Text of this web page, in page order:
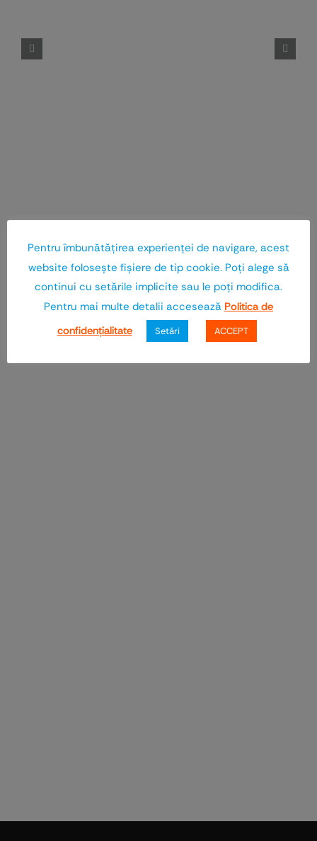
Pentru îmbunătăţirea experienţei de navigare, acest
website foloseşte fişiere de tip cookie. Poţi alege să
continui cu setările implicite sau le poţi modifica.
Pentru mai multe detalii accesează Politica de
confidenţialitate
Setări ACCEPT